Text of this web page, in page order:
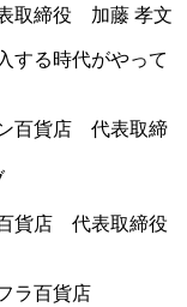
取締役 加藤 孝文
する時代がやって
百貨店 代表取締役
ラ百貨店